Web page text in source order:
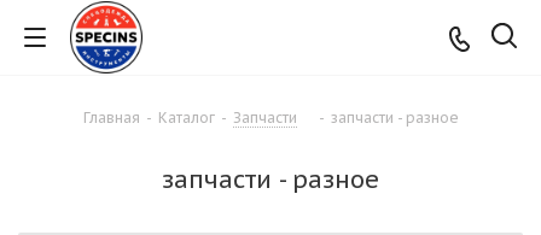
Главная - Каталог - Запчасти - запчасти - разное
запчасти - разное